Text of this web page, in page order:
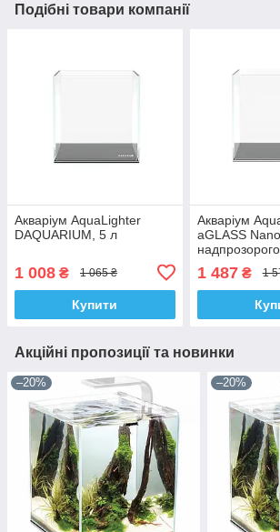
Подібні товари компанії
Акваріум AquaLighter
DAQUARIUM, 5 л
1 008 ₴ 1 065 ₴
Купити
Акваріум
aGLASS
1 487₴ 1
Акційні пропозиції та новинки
–20% –20%